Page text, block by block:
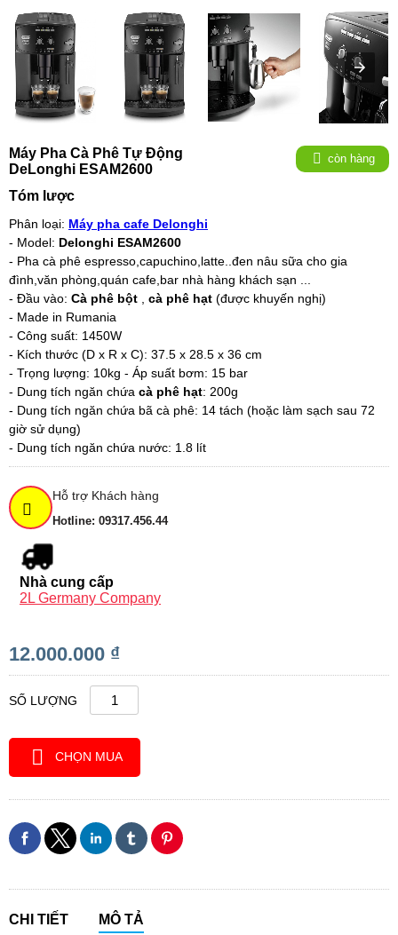
Máy Pha Cà Phê Tự Động
DeLonghi ESAM2600
còn hàng
Tóm lược
Phân loại: Máy pha cafe Delonghi
- Model: Delonghi ESAM2600
- Pha cà phê espresso,capuchino,latte..đen nâu sữa cho gia
đình,văn phòng,quán cafe,bar nhà hàng khách sạn ...
- Đầu vào: Cà phê bột cà phê hạt (được khuyến nghị)
- Made in Rumania
- Công suất: 1450W
- Kích thước (D x R x C): 37.5 x 28.5 x 36 cm
- Trọng lượng: 10kg - Áp suất bơm: 15 bar
- Dung tích ngăn chứa cà phê hạt: 200g
- Dung tích ngăn chứa bã cà phê: 14 tách (hoặc làm sạch sau 72
giờ sử dụng)
- Dung tích ngăn chứa nước: 1.8 lít
Hỗ trợ Khách hàng
Hotline: 09317.456.44
Nhà cung cấp
2L Germany Company
12.000.000 ₫
SỐ LƯỢNG
CHỌN MUA
CHI TIẾT MÔ TẢ